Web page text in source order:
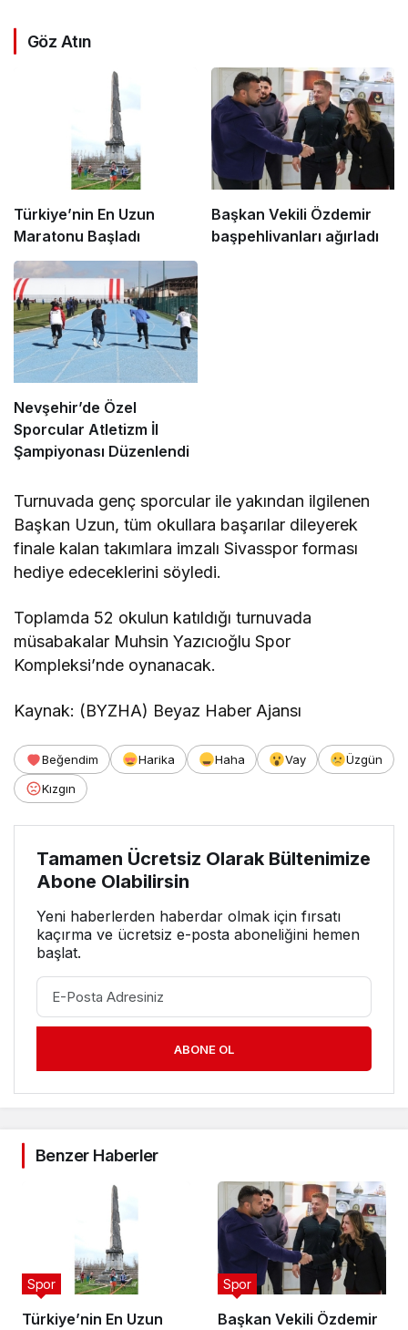
Göz Atın
Türkiye’nin En Uzun
Maratonu Başladı
Başkan Vekili Özdemir
başpehlivanları ağırladı
Nevşehir’de Özel
Sporcular Atletizm İl
Şampiyonası Düzenlendi
Turnuvada genç sporcular ile yakından ilgilenen
Başkan Uzun, tüm okullara başarılar dileyerek
finale kalan takımlara imzalı Sivasspor forması
hediye edeceklerini söyledi.
Toplamda 52 okulun katıldığı turnuvada
müsabakalar Muhsin Yazıcıoğlu Spor
Kompleksi’nde oynanacak.
Kaynak: (BYZHA) Beyaz Haber Ajansı
Beğendim Harika Haha Vay
Üzgün
Kızgın
Tamamen Ücretsiz Olarak Bültenimize
Abone Olabilirsin
Yeni haberlerden haberdar olmak için fırsatı
kaçırma ve ücretsiz e-posta aboneliğini hemen
başlat.
ABONE OL
Benzer Haberler
Türkiye’nin En Uzun
Spor
Başkan Vekili Özdemir
Spor